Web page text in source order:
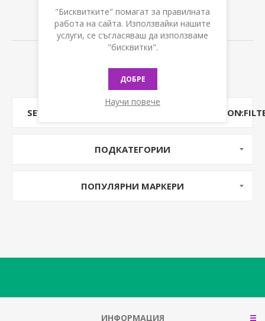
Показвай на страница
ПОДКАТЕГОРИИ
ПОПУЛЯРНИ МАРКЕРИ
ИНФОРМАЦИЯ
"Бисквитките" помагат за правилната
работа на сайта. Използвайки нашите
услуги, се съгласяваш да използваме
"бисквитки".
ДОБРЕ
Научи повече